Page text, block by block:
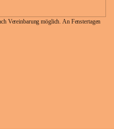
Vereinbarung möglich. An Fenstertagen